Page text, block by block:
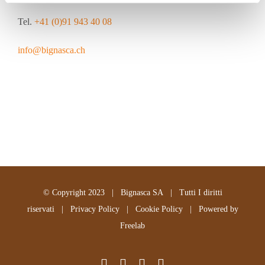
Tel. +41 (0)91 943 40 08
info@bignasca.ch
© Copyright 2023 | Bignasca SA | Tutti I diritti
riservati | Privacy Policy| Cookie Policy| Powered by
Freelab